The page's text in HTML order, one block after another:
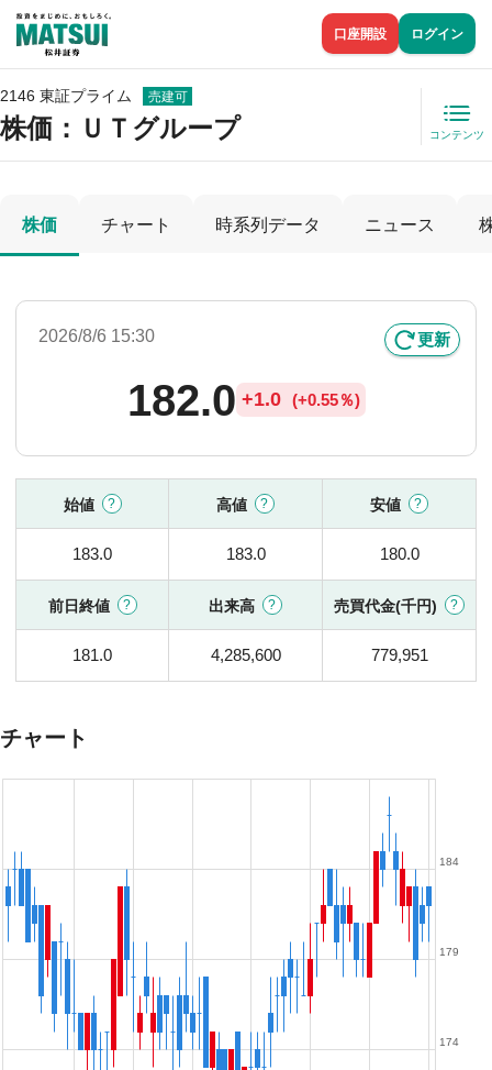
口座開設 ログイン
2146 東証プライム 売建可
株価 ：ＵＴグループ コンテンツ
株価 チャート 時系列データ ニュース
2026/8/6 15:30 更新
182.0 +1.0 (+0.55％)
始値 高値 安値
183.0 183.0 180.0
前日終値 出来高 売買代金(千円)
181.0 4,285,600 779,951
チャート
174
179
184